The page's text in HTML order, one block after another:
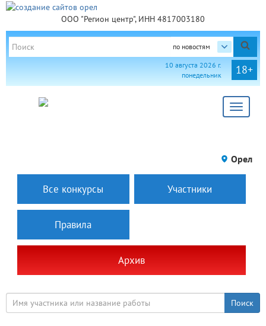
ООО "Регион центр", ИНН 4817003180
по новостям
18+
10 августа 2026 г.
понедельник
Toggle
Орел
Все конкурсы Участники
Правила
Архив